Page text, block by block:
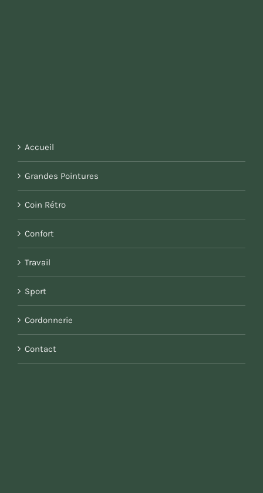
Accueil
Grandes Pointures
Coin Rétro
Confort
Travail
Sport
Cordonnerie
Contact